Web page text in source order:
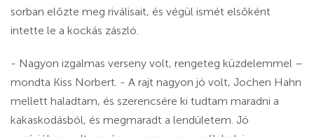
sorban előzte meg riválisait, és végül ismét elsőként
intette le a kockás zászló.
- Nagyon izgalmas verseny volt, rengeteg küzdelemmel –
mondta Kiss Norbert. ​​- A rajt nagyon jó volt, Jochen Hahn
mellett haladtam, és szerencsére ki tudtam maradni a
kakaskodásból, és megmaradt a lendületem. Jó